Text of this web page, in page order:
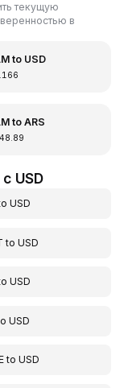
текущую
в
to USD
to ARS
USD
USD
toUSD
USD
USD
toUSD